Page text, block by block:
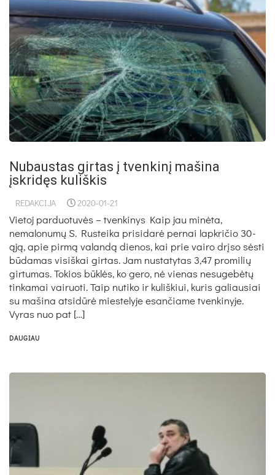
Nubaustas girtas į tvenkinį mašina
įskridęs kuliškis
REDAKCIJA 2020-01-21
Vietoj parduotuvės – tvenkinys Kaip jau minėta,
nemalonumų S. Rusteika prisidarė pernai lapkričio 30-
ąją, apie pirmą valandą dienos, kai prie vairo drįso sėsti
būdamas visiškai girtas. Jam nustatytas 3,47 promilių
girtumas. Tokios būklės, ko gero, nė vienas nesugebėtų
tinkamai vairuoti. Taip nutiko ir kuliškiui, kuris galiausiai
su mašina atsidūrė miestelyje esančiame tvenkinyje.
Vyras nuo pat […]
DAUGIAU